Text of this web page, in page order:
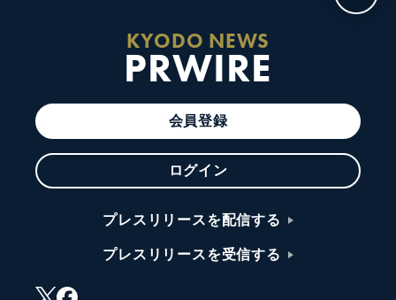
KYODO NEWS
PRWIRE
会員登録
ログイン
プレスリリースを配信する
プレスリリースを受信する